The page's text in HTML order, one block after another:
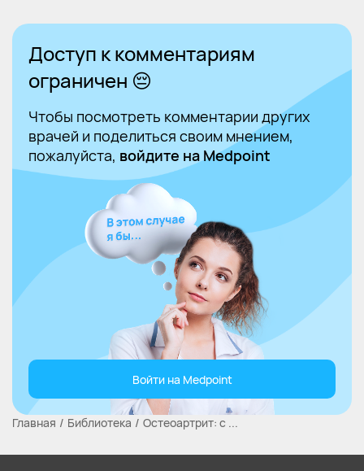
Доступ к комментариям
ограничен 😔
Чтобы посмотреть комментарии других
врачей и поделиться своим мнением,
пожалуйста, войдите на Medpoint
Войти на Medpoint
Главная Библиотека Остеоартрит: с ...